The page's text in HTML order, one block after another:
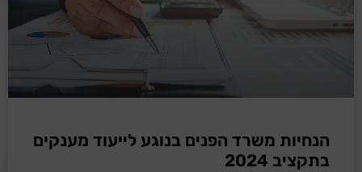
הנחיות משרד הפנים בנוגע לייעוד מענקים
בתקציב 2024